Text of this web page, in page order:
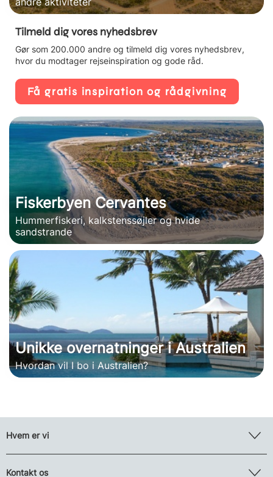
Tilmeld dig vores nyhedsbrev
Gør som 200.000 andre og tilmeld dig vores nyhedsbrev,
hvor du modtager rejseinspiration og gode råd.
Få gratis inspiration og rådgivning
Fiskerbyen Cervantes
Hummerfiskeri, kalkstenssøjler og hvide
sandstrande
Unikke overnatninger i Australien
Hvordan vil I bo i Australien?
Hvem er vi
Kontakt os